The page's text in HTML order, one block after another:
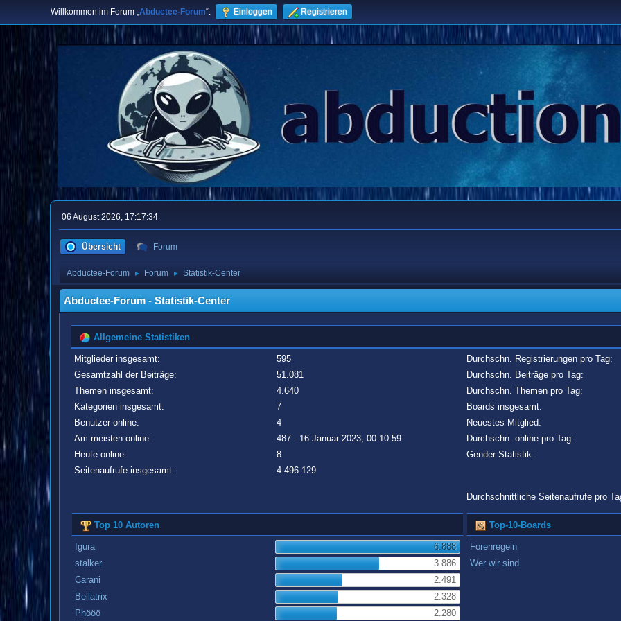
Willkommen im Forum „Abductee-Forum“. Einloggen Registrieren
06 August 2026, 17:17:34
Übersicht Forum
Abductee-Forum ► Forum ► Statistik-Center
Abductee-Forum - Statistik-Center
Allgemeine Statistiken
Mitglieder insgesamt:
595
Gesamtzahl der Beiträge:
51.081
Themen insgesamt:
4.640
Kategorien insgesamt:
7
Benutzer online:
4
Am meisten online:
487 - 16 Januar 2023, 00:10:59
Heute online:
8
Seitenaufrufe insgesamt:
4.496.129
Durchschn. Registrierungen pro Tag:
Durchschn. Beiträge pro Tag:
Durchschn. Themen pro Tag:
Boards insgesamt:
Neuestes Mitglied:
Durchschn. online pro Tag:
Gender Statistik:
Durchschnittliche Seitenaufrufe pro
Top 10 Autoren
Igura
6.888
stalker
3.886
Carani
2.491
Bellatrix
2.328
Phööö
2.280
Top-10-Boards
Forenregeln
Wer wir sind